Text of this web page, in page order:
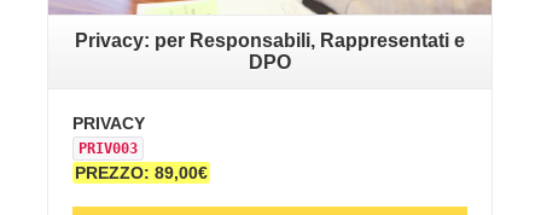
Privacy: per Responsabili, Rappresentati e
DPO
PRIVACY
PRIV003
PREZZO: 89,00€